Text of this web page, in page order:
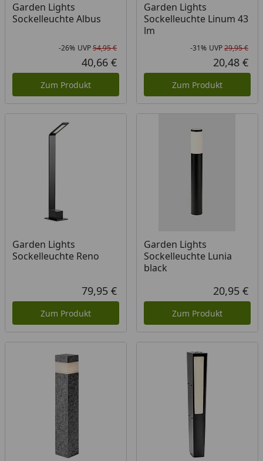
Garden Lights
Sockelleuchte Albus
Rabatt in Prozent
-26%
Ursprünglicher Preis
UVP54,95 €
Aktueller Preis
40,66 €
Zum Produkt
Garden Lights
Sockelleuchte Linum 43
lm
-31% UVP29,95 €
20,48 €
Zum Produkt
Garden Lights
Sockelleuchte Reno
Aktueller Preis
79,95 €
Zum Produkt
Garden Lights
Sockelleuchte Lunia
black
20,95 €
Zum Produkt